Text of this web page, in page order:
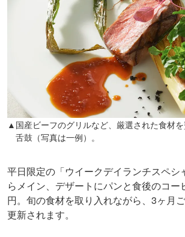
▲国産ビーフのグリルなど、厳選された食材
舌鼓（写真は一例）。
平日限定の「ウイークデイランチスペシ
らメイン、デザートにパンと食後のコー
円。旬の食材を取り入れながら、3ヶ月
更新されます。